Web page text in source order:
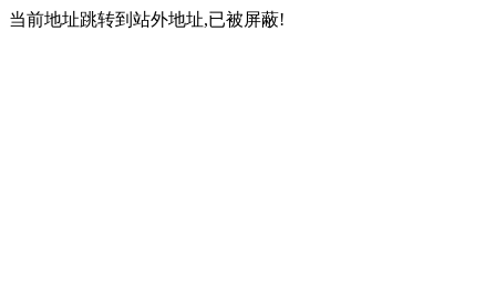
当前地址跳转到站外地址,已被屏蔽!